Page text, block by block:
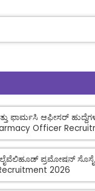
ಫಾರ್ಮಸಿ ಆಫೀಸರ್
Officer
ಪ್ರಮೋಷನ್
2026